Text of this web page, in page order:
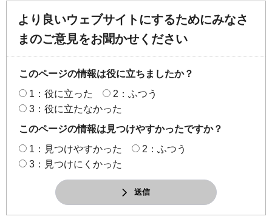
より良いウェブサイトにするためにみなさ
まのご意見をお聞かせください
このページの情報は役に立ちましたか？
1：役に立った
2：ふつう
3：役に立たなかった
このページの情報は見つけやすかったですか？
1：見つけやすかった
2：ふつう
3：見つけにくかった
送信